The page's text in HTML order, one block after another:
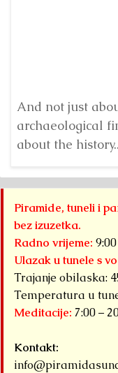
And not just
archaeological
about the
Piramide, tuneli i
bez izuzetka.
Radno vrijeme:
Ulazak u tunele s
Trajanje obilaska:
Temperatura u
Meditacije: 7:00 –
Kontakt: